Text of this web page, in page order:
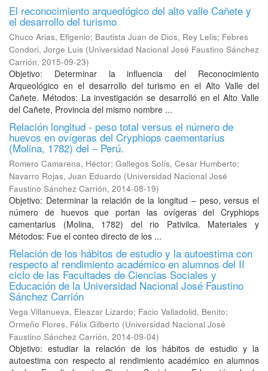
El reconocimiento arqueológico del alto valle Cañete y
el desarrollo del turismo
Chuco Arias, Efigenio; Bautista Juan de Dios, Rey Lelis; Febres
Condori, Jorge Luis (Universidad Nacional José Faustino Sánchez
Carrión, 2015-09-23)
Objetivo: Determinar la influencia del Reconocimiento
Arqueológico en el desarrollo del turismo en el Alto Valle del
Cañete. Métodos: La investigación se desarrolló en el Alto Valle
del Cañete, Provincia del mismo nombre ...
Relación longitud - peso total versus el número de
huevos en ovígeras del Cryphiops caementarius
(Molina, 1782) del – Perú.
Romero Camarena, Héctor; Gallegos Solís, Cesar Humberto;
Navarro Rojas, Juan Eduardo (Universidad Nacional José
Faustino Sánchez Carrión, 2014-08-19)
Objetivo: Determinar la relación de la longitud – peso, versus el
número de huevos que portan las ovígeras del Cryphiops
camentarius (Molina, 1782) del rio Pativilca. Materiales y
Métodos: Fue el conteo directo de los ...
Relación de los hábitos de estudio y la autoestima con
respecto al rendimiento académico en alumnos del II
ciclo de las Facultades de Ciencias Sociales y
Educación de la Universidad Nacional José Faustino
Sánchez Carrión
Vega Villanueva, Eleazar Lizardo; Facio Valladolid, Benito;
Ormeño Flores, Félix Gilberto (Universidad Nacional José
Faustino Sánchez Carrión, 2014-09-04)
Objetivo: estudiar la relación de los hábitos de estudio y la
autoestima con respecto al rendimiento académico en alumnos